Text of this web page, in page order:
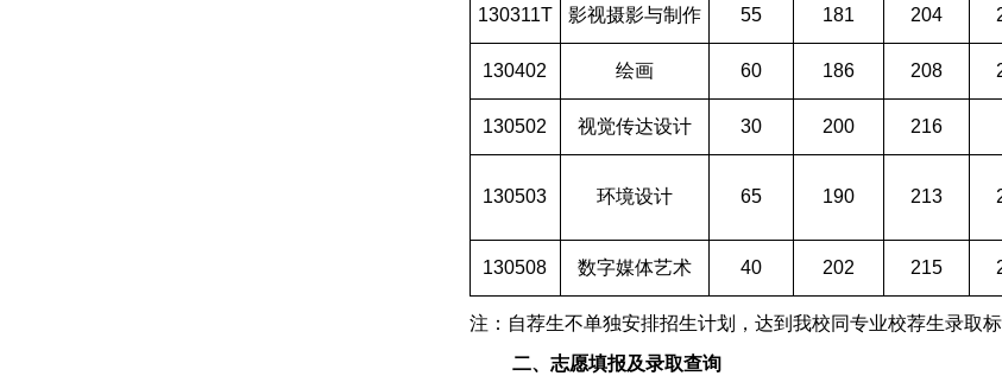
130311T 影视摄影与制作 55 181 204
130402 绘画 60 186 208
130502 视觉传达设计 30 200 216
130503 环境设计 65 190 213
130508 数字媒体艺术 40 202 215
注：自荐生不单独安排招生计划，达到我校同专业校荐生录取
二、志愿填报及录取查询